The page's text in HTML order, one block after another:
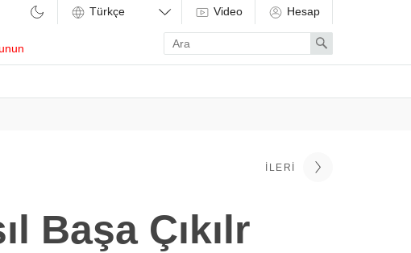
Video Hesap
Enter
search
term
Search
İLERI
Başa Çıkılr